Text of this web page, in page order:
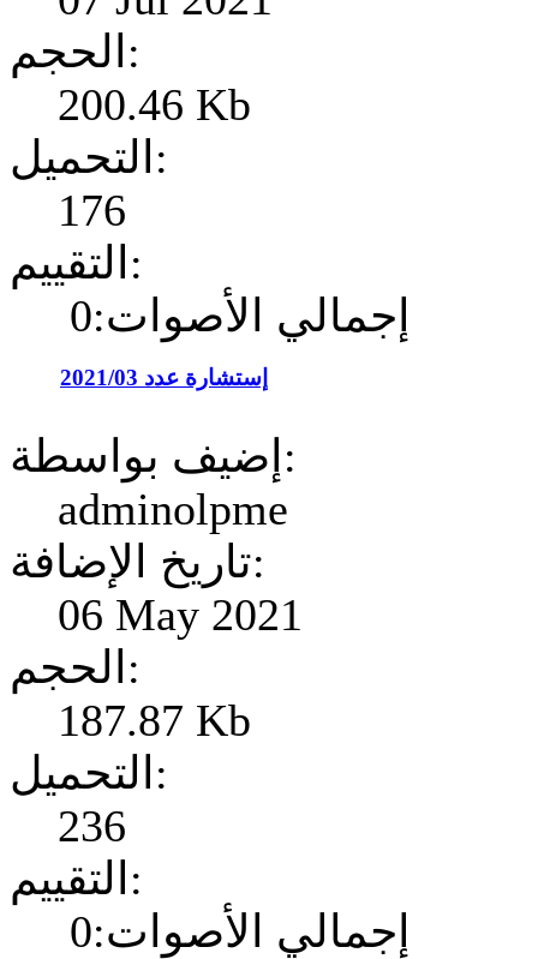
الحجم:
200.46 Kb
التحميل:
176
التقييم:
إجمالي الأصوات:0
إستشارة عدد 2021/03
إضيف بواسطة:
adminolpme
تاريخ الإضافة:
06 May 2021
الحجم:
187.87 Kb
التحميل:
236
التقييم:
إجمالي الأصوات:0